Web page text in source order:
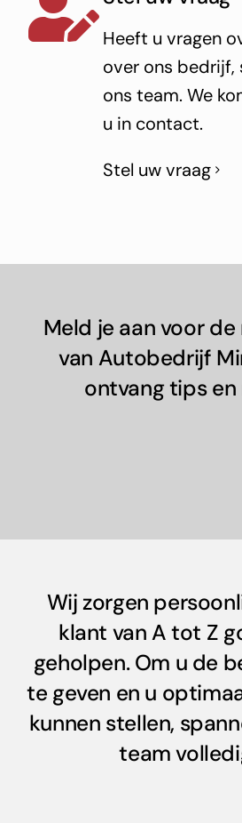
Heeft u vragen
over ons bedrijf,
ons team. We
u in contact.
Stel uw vraag
Meld je aan voor
van Autobedrijf
ontvang tips en
Wij zorgen
klant van A tot Z
geholpen. Om u de
te geven en u
kunnen stellen,
team